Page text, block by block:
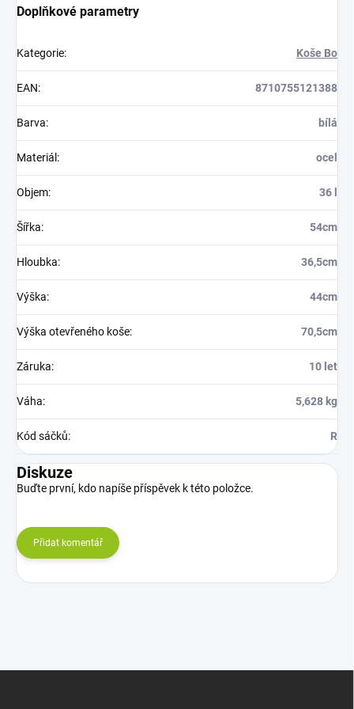
Doplňkové parametry
Kategorie: Koše Bo
EAN: 8710755121388
Barva: bílá
Materiál : ocel
Objem: 36 l
Šířka: 54cm
Hloubka: 36,5cm
Výška: 44cm
Výška otevřeného koše: 70,5cm
Záruka: 10 let
Váha: 5,628 kg
Kód sáčků: R
Diskuze
Buďte první, kdo napíše příspěvek k této položce.
Přidat komentář